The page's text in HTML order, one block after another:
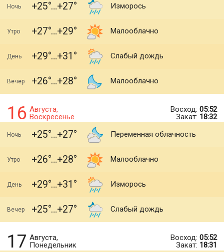
Ночь +25 +27 Изморось
Утро +27 +29 Малооблачно
День +29 +31 Слабый дождь
Вечер +26 +28 Малооблачно
16 Августа,
Воскресенье
Восход: 05:52
Закат: 18:32
Ночь +25 +27 Переменная облачность
Утро +26 +28 Малооблачно
День +29 +31 Изморось
Вечер +25 +27 Слабый дождь
17 Августа,
Понедельник
Восход: 05:52
Закат: 18:31